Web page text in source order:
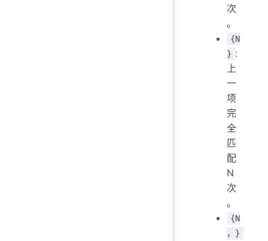
次
。
{N
} :
上
一
项
完
全
匹
配
N
次
。
{N
，}